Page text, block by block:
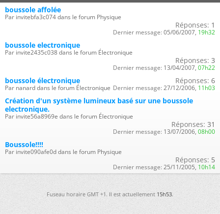
boussole affolée
Par invitebfa3c074 dans le forum Physique
Réponses: 1
Dernier message: 05/06/2007, 19h32
boussole electronique
Par invite2435c038 dans le forum Électronique
Réponses: 3
Dernier message: 13/04/2007, 07h22
boussole électronique
Par nanard dans le forum Électronique
Réponses: 6
Dernier message: 27/12/2006, 11h03
Création d'un système lumineux basé sur une boussole
electronique.
Par invite56a8969e dans le forum Électronique
Réponses: 31
Dernier message: 13/07/2006, 08h00
Boussole!!!!
Par invite090afe0d dans le forum Physique
Réponses: 5
Dernier message: 25/11/2005, 10h14
Fuseau horaire GMT +1. Il est actuellement15h53.